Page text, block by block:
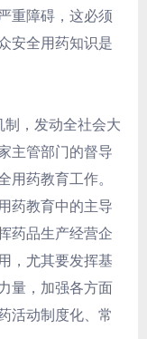
重障碍，这必须
安全用药知识是
，发动全社会大
主管部门的督导
药教育工作。
药教育中的主导
药品生产经营企
，尤其要发挥基
量，加强各方面
活动制度化、常